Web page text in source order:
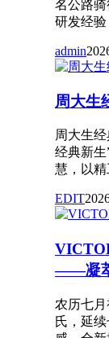
名公路
研发经
admin
周大生
周大生
经典新
慧，以精
EDIT
——凝
农历七
氏，延